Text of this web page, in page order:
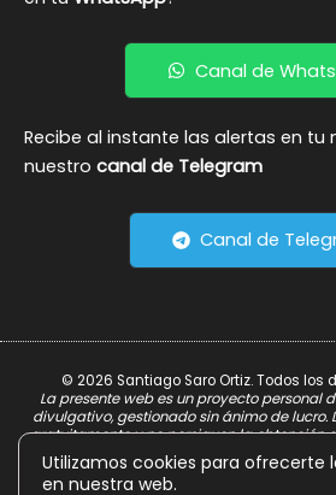
Canal de
Recibe al instante las alertas en tu
nuestro canal de Telegram
Canal de
© 2026 Santiago Saro Ortiz. Todos los
La presente web es un proyecto personal
divulgativo, gestionado sin ánimo de lucro.
gratuitamente y no persiguen la obtención
Utilizamos cookies para ofrecerte
en nuestra web.